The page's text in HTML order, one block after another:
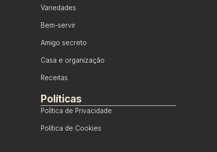
Variedades
Bem-servir
Amigo secreto
Casa e organização
Receitas
Políticas
Política de Privacidade
Política de Cookies